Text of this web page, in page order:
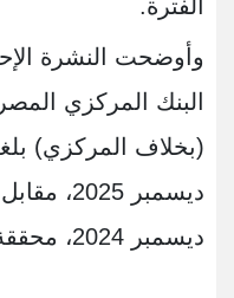
الفترة.
وأوضحت النشرة
البنك المركزي
ديسمبر 2024، محققة معدل نمو بلغ 16.9%.